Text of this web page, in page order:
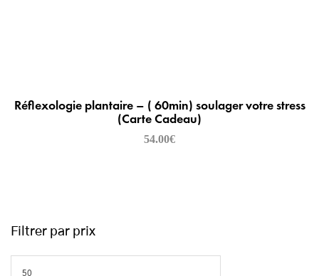
Réflexologie plantaire – ( 60min) soulager votre stress
(Carte Cadeau)
54.00€
Filtrer par prix